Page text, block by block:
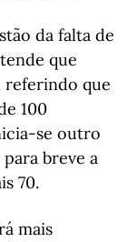
da falta de
que
referindo que
100
se outro
breve a
70.
mais